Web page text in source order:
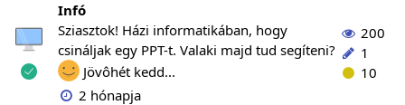
Infó
Sziasztok! Házi informatikában, hogy
csináljak egy PPT-t. Valaki majd tud segíteni?
Jövôhét kedd...
2 hónapja
200
1
10